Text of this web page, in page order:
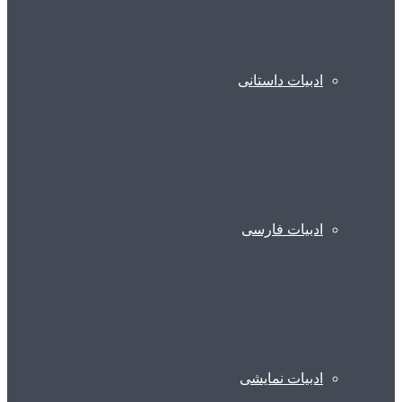
ادبیات داستانی
ادبیات فارسی
ادبیات نمایشی